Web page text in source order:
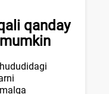
qanday